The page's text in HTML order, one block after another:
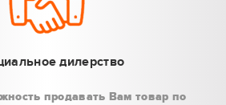
дилерство
продавать Вам товар по